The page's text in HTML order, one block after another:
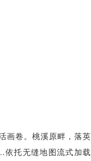
画卷。桃溪原畔，落英
托无缝地图流式加载